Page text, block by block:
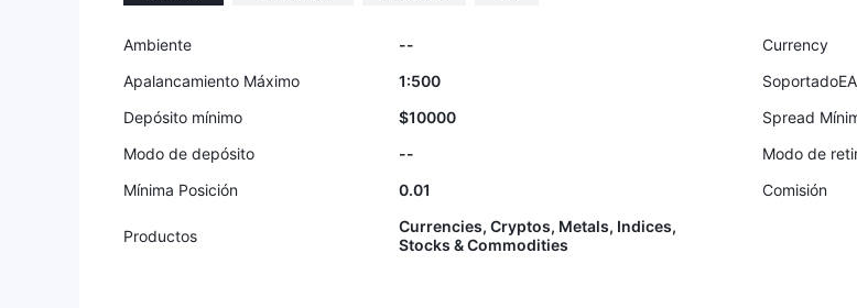
Ambiente -- Currency
Apalancamiento Máximo
1:500
SoportadoEA
Depósito mínimo
$10000 Spread
Modo de depósito
-- Modo de
Mínima Posición
0.01 Comisión
Productos
Currencies, Cryptos, Metals, Indices,
Stocks & Commodities